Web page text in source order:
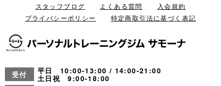
スタッフブログ
よくある質問
入会規約
プライバシーポリシー
特定商取引法に基づく表記
受付
平日 10:00-13:00 / 14:00-21:00
土日祝 9:00-18:00